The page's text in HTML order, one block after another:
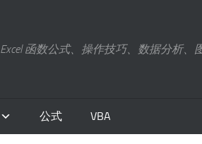
Excel 函数公式、操作技巧、数据分析、
公式 VBA